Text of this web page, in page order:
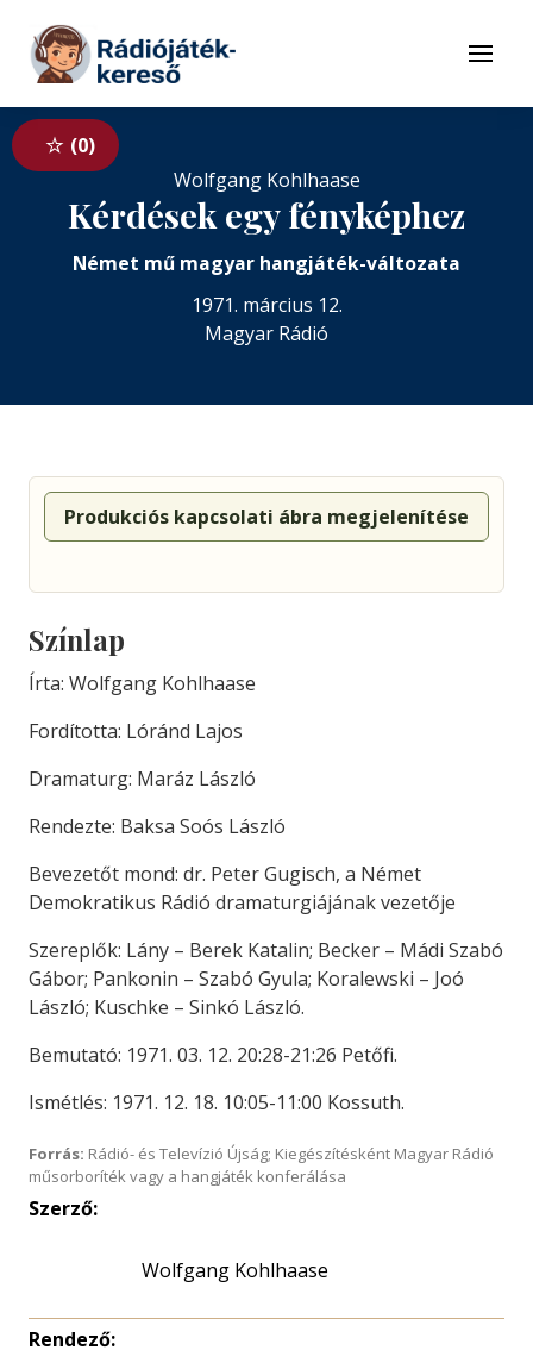
Tovább a tartalomhoz
Menü
0
Wolfgang Kohlhaase
Kérdések egy fényképhez
Német mű magyar hangjáték-változata
1971. március 12.
Magyar Rádió
Produkciós kapcsolati ábra megjelenítése
Színlap
Írta: Wolfgang Kohlhaase
Fordította: Lóránd Lajos
Dramaturg: Maráz László
Rendezte: Baksa Soós László
Bevezetőt mond: dr. Peter Gugisch, a Német
Demokratikus Rádió dramaturgiájának vezetője
Szereplők: Lány – Berek Katalin; Becker – Mádi Szabó
Gábor; Pankonin – Szabó Gyula; Koralewski – Joó
László; Kuschke – Sinkó László.
Bemutató: 1971. 03. 12. 20:28-21:26 Petőfi.
Ismétlés: 1971. 12. 18. 10:05-11:00 Kossuth.
Forrás: Rádió- és Televízió Újság; Kiegészítésként Magyar Rádió
műsorboríték vagy a hangjáték konferálása
Szerző:
Wolfgang Kohlhaase
Rendező: